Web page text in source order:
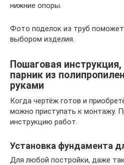
нижние опоры.
Фото поделок из труб
выбором изделия.
Пошаговая
парник из
руками
Когда чертёж готов и
можно приступать к монтажу.
инструкцию работ.
Установка фундамента
Для любой постройки, даже